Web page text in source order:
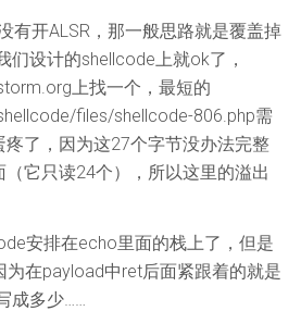
有开ALSR，那一般思路就是覆盖掉
们设计的shellcode上就ok了，
上找一个，最短的
files/shellcode-806.php需
了，因为这27个字节没办法完整
它只读24个），所以这里的溢出
安排在echo里面的栈上了，但是
为在payload中ret后面紧跟着的就是
成多少……